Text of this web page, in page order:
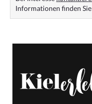
Informationen finden